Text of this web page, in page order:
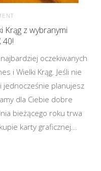
Krąg z wybranymi
40!
oczekiwanych
i Wielki Krąg. Jeśli nie
jednocześnie planujesz
dla Ciebie dobre
bieżącego roku trwa
karty graficznej...